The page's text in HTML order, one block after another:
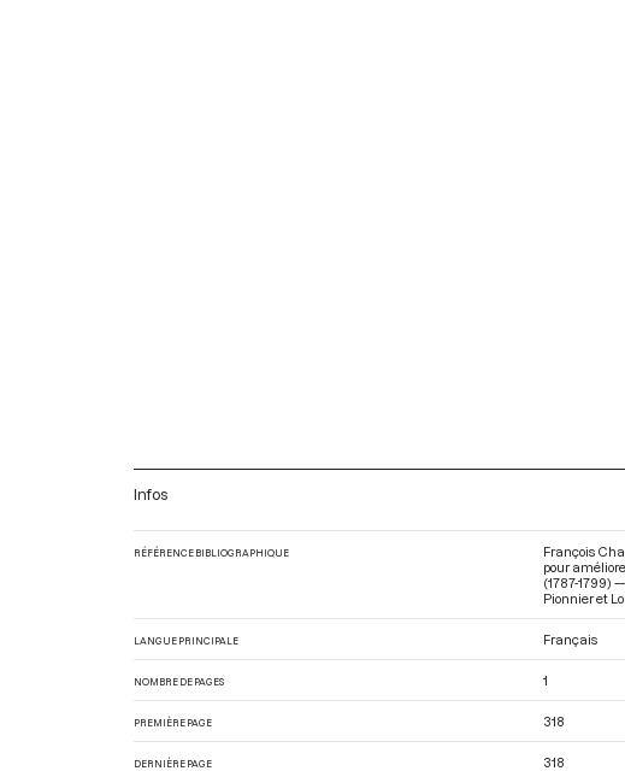
Infos
RÉFÉRENCE BIBLIOGRAPHIQUE
François
pour
(1787-1799)
Pionnier et
LANGUE PRINCIPALE Français
NOMBRE DE PAGES 1
PREMIÈRE PAGE 318
DERNIÈRE PAGE 318